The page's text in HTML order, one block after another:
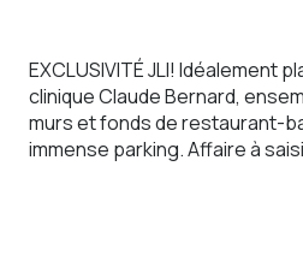
EXCLUSIVITÉ JLI! Idéalement
clinique Claude Bernard,
murs et fonds de restaurant-
immense parking. Affaire à